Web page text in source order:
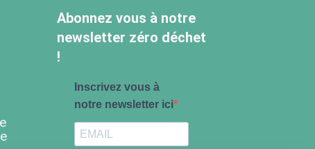
Abonnez vous à notre
newsletter zéro déchet
!
Inscrivez vous à
notre newsletter ici